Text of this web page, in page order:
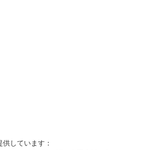
しています：